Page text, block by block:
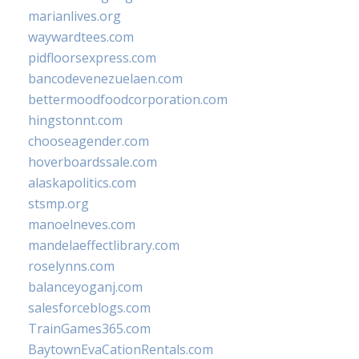
marianlives.org
waywardtees.com
pidfloorsexpress.com
bancodevenezuelaen.com
bettermoodfoodcorporation.com
hingstonnt.com
chooseagender.com
hoverboardssale.com
alaskapolitics.com
stsmp.org
manoelneves.com
mandelaeffectlibrary.com
roselynns.com
balanceyoganj.com
salesforceblogs.com
TrainGames365.com
BaytownEvaCationRentals.com